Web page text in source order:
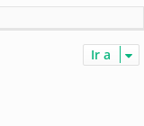
e
r
Ir a